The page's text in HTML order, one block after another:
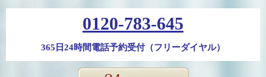
0120-783-645
365日24時間電話予約受付（フリーダイヤル）